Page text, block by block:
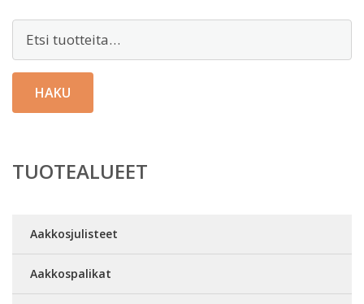
Etsi:
HAKU
TUOTEALUEET
Aakkosjulisteet
Aakkospalikat